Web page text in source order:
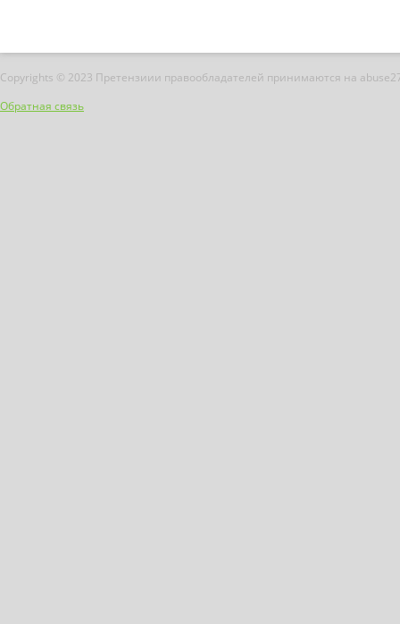
Copyrights © 2023 Претензиии правообладателей принимаются на
Обратная связь